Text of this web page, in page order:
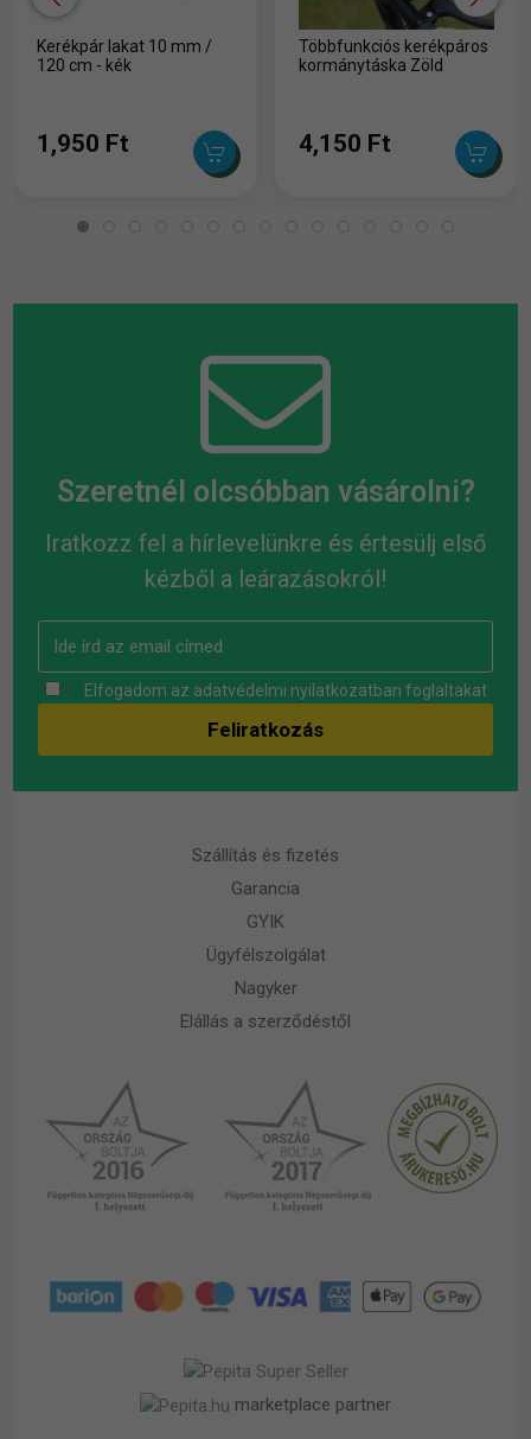
Kerékpár lakat 10 mm /
120 cm - kék
1,950 Ft
Többfunkciós kerékpáros
kormánytáska Zöld
4,150 Ft
Szeretnél olcsóbban vásárolni?
Iratkozz fel a hírlevelünkre és értesülj első
kézből a leárazásokról!
Elfogadom az adatvédelmi nyilatkozatban foglaltakat
Szállítás és fizetés
Garancia
GYIK
Ügyfélszolgálat
Nagyker
Elállás a szerződéstől
marketplace partner